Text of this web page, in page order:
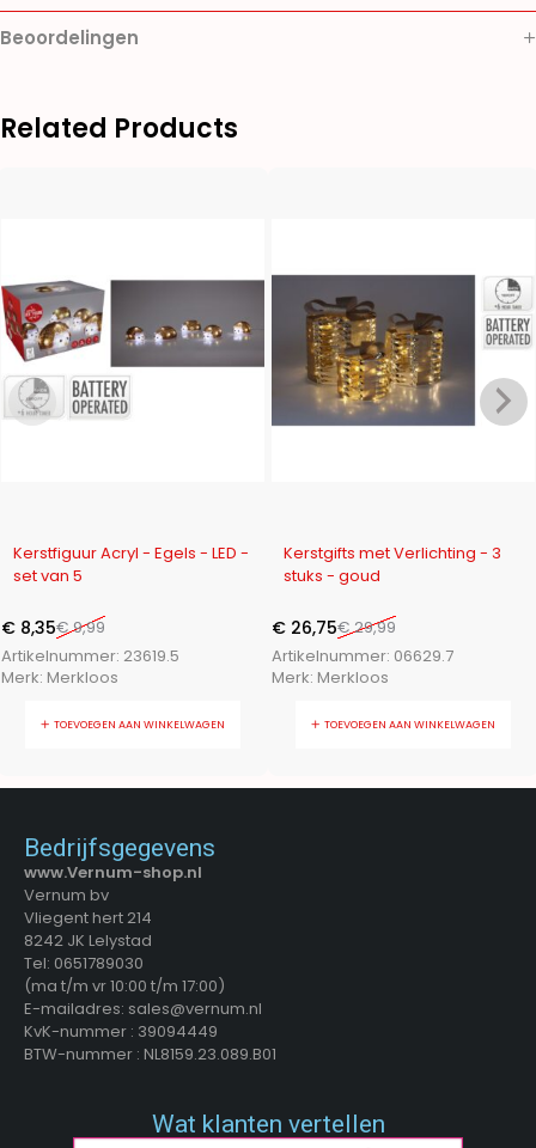
Beoordelingen
Related Products
Kerstfiguur Acryl - Egels - LED -
set van 5
€9,99
€ 8,35
Artikelnummer: 23619.5
Merk: Merkloos
TOEVOEGEN AAN WINKELWAGEN
Kerstgifts met Verlichting - 3
stuks - goud
€29,99
€ 26,75
Artikelnummer: 06629.7
Merk: Merkloos
TOEVOEGEN AAN WINKELWAGEN
Bedrijfsgegevens
www.Vernum-shop.nl
Vernum bv
Vliegent hert 214
8242 JK Lelystad
Tel: 0651789030
(ma t/m vr 10:00 t/m 17:00)
E-mailadres: sales@vernum.nl
KvK-nummer : 39094449
BTW-nummer : NL8159.23.089.B01
Wat klanten vertellen